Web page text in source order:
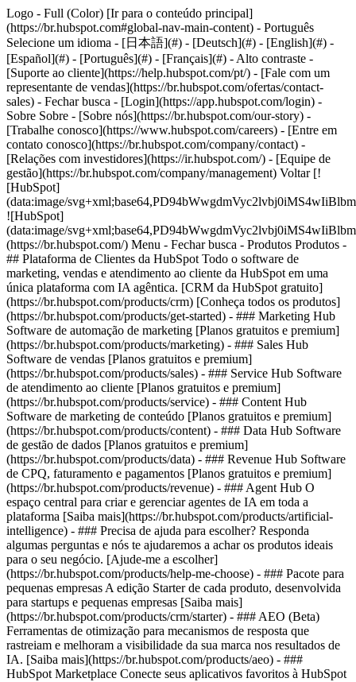
Logo - Full (Color) [Ir para o conteúdo principal]
(https://br.hubspot.com#global-nav-main-content) - Português
Selecione um idioma - [日本語](#) - [Deutsch](#) - [English](#) -
[Español](#) - [Português](#) - [Français](#) - Alto contraste -
[Suporte ao cliente](https://help.hubspot.com/pt/) - [Fale com um
representante de vendas](https://br.hubspot.com/ofertas/contact-
sales) - Fechar busca - [Login](https://app.hubspot.com/login) -
Sobre Sobre - [Sobre nós](https://br.hubspot.com/our-story) -
[Trabalhe conosco](https://www.hubspot.com/careers) - [Entre em
contato conosco](https://br.hubspot.com/company/contact) -
[Relações com investidores](https://ir.hubspot.com/) - [Equipe de
gestão](https://br.hubspot.com/company/management) Voltar [!
[HubSpot]
(data:image/
![HubSpot]
(data:image/
(https://br.hubspot.com/) Menu - Fechar busca - Produtos Produtos -
## Plataforma de Clientes da HubSpot Todo o software de
marketing, vendas e atendimento ao cliente da HubSpot em uma
única plataforma com IA agêntica. [CRM da HubSpot gratuito]
(https://br.hubspot.com/products/crm) [Conheça todos os produtos]
(https://br.hubspot.com/products/get-started) - ### Marketing Hub
Software de automação de marketing [Planos gratuitos e premium]
(https://br.hubspot.com/products/marketing) - ### Sales Hub
Software de vendas [Planos gratuitos e premium]
(https://br.hubspot.com/products/sales) - ### Service Hub Software
de atendimento ao cliente [Planos gratuitos e premium]
(https://br.hubspot.com/products/service) - ### Content Hub
Software de marketing de conteúdo [Planos gratuitos e premium]
(https://br.hubspot.com/products/content) - ### Data Hub Software
de gestão de dados [Planos gratuitos e premium]
(https://br.hubspot.com/products/data) - ### Revenue Hub Software
de CPQ, faturamento e pagamentos [Planos gratuitos e premium]
(https://br.hubspot.com/products/revenue) - ### Agent Hub O
espaço central para criar e gerenciar agentes de IA em toda a
plataforma [Saiba mais](https://br.hubspot.com/products/artificial-
intelligence) - ### Precisa de ajuda para escolher? Responda
algumas perguntas e nós te ajudaremos a achar os produtos ideais
para o seu negócio. [Ajude-me a escolher]
(https://br.hubspot.com/products/help-me-choose) - ### Pacote para
pequenas empresas A edição Starter de cada produto, desenvolvida
para startups e pequenas empresas [Saiba mais]
(https://br.hubspot.com/products/crm/starter) - ### AEO (Beta)
Ferramentas de otimização para mecanismos de resposta que
rastreiam e melhoram a visibilidade da sua marca nos resultados de
IA. [Saiba mais](https://br.hubspot.com/products/aeo) - ###
HubSpot Marketplace Conecte seus aplicativos favoritos à HubSpot